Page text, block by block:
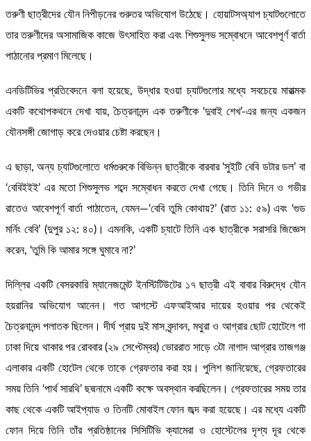
তরুণী ছাত্রীদের যৌন নিপীড়নের গুরুতর অভিযোগ উঠেছে। হোয়াটসঅ্যাপ চ্যাটগুলোতে
তার তরুণীদের অসামাজিক কাজে উৎসাহিত করা এবং শিশুসুলভ সম্বোধনে আবেশপূর্ণ বার্তা
পাঠানোর প্রমাণ মিলেছে।
এনডিটিভির প্রতিবেদনে বলা হয়েছে, উদ্ধার হওয়া চ্যাটগুলোর মধ্যে সবচেয়ে মারাত্মক
একটি কথোপকথনে দেখা যায়, চৈত্রনানন্দ এক তরুণীকে ‘দুবাই শেখ’-এর জন্য একজন
যৌনসঙ্গী জোগাড় করে দেওয়ার চেষ্টা করছেন।
এ ছাড়া, অন্য চ্যাটগুলোতে ধর্মগুরুকে বিভিন্ন ছাত্রীকে বারবার ‘সুইটি বেবি ডটার ডল’ বা
‘বেবিইইই’ এর মতো শিশুসুলভ শব্দে সম্বোধন করতে দেখা গেছে। তিনি দিনে ও গভীর
রাতেও আবেশপূর্ণ বার্তা পাঠাতেন, যেমন—‘বেবি তুমি কোথায়?’ (রাত ১১: ৫৯) এবং ‘গুড
মর্নিং বেবি’ (দুপুর ১২: ৪০)। এমনকি, একটি চ্যাটে তিনি এক ছাত্রীকে সরাসরি জিজ্ঞেস
করেন, ‘তুমি কি আমার সঙ্গে ঘুমাবে না?’
দিল্লির একটি বেসরকারি ম্যানেজমেন্ট ইনস্টিটিউটের ১৭ ছাত্রী এই বাবার বিরুদ্ধে যৌন
হয়রানির অভিযোগ আনেন। গত আগস্টে এফআইআর দায়ের হওয়ার পর থেকেই
চৈত্রনানন্দ পলাতক ছিলেন। দীর্ঘ প্রায় দুই মাস বৃন্দাবন, মথুরা ও আগ্রার ছোট হোটেলে গা
ঢাকা দিয়ে থাকার পর রোববার (২৯ সেপ্টেম্বর) ভোররাত সাড়ে ৩টা নাগাদ আগ্রার তাজগঞ্জ
এলাকার একটি হোটেল থেকে তাকে গ্রেফতার করা হয়। পুলিশ জানিয়েছে, গ্রেফতারের
সময় তিনি ‘পার্থ সারথি’ ছদ্মনামে একটি কক্ষে অবস্থান করছিলেন। গ্রেফতারের সময় তার
কাছ থেকে একটি আইপ্যাড ও তিনটি মোবাইল ফোন জব্দ করা হয়েছে। এর মধ্যে একটি
ফোন দিয়ে তিনি তাঁর প্রতিষ্ঠানের সিসিটিভি ক্যামেরা ও হোস্টেলের দৃশ্য দূর থেকে